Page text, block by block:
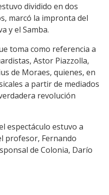
dividido en dos
marcó la impronta del
y el Samba.
toma como referencia a
Astor Piazzolla,
de Moraes, quienes, en
a partir de mediados
revolución
espectáculo estuvo a
profesor, Fernando
de Colonia, Darío